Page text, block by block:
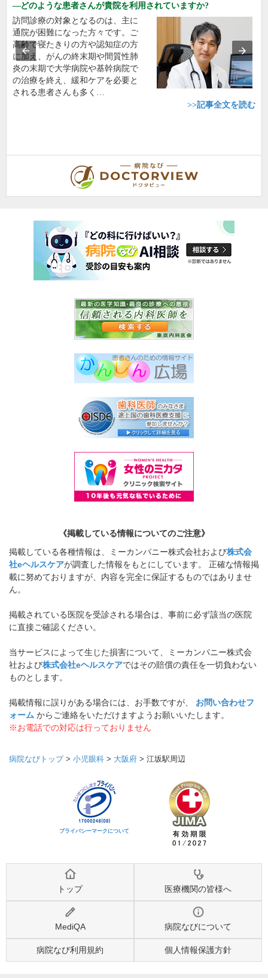
どのような患者さんが貴院を利用されていますか?
訪問診療の対象となるのは、主に
通院が困難になった方々です。ご
高齢で寝たきりの方や認知症の方
に加え、がんの終末期や間質性肺
炎の末期で大学病院や基幹病院で
の治療を終え、緩和ケアを必要と
される患者さんも多く…
>>記事全文を読む
《掲載している情報についてのご注意》
掲載している各種情報は、ミーカンパニー株式会社および株式会
社eヘルスケアが調査した情報をもとにしています。 正確な情報掲
載に努めておりますが、内容を完全に保証するものではありませ
ん。
掲載されている医院を受診される場合は、事前に必ず該当の医院
に直接ご確認ください。
当サービスによって生じた損害について、ミーカンパニー株式会
社および株式会社eヘルスケアではその賠償の責任を一切負わない
ものとします。
掲載情報に誤りがある場合には、お手数ですが、 お問い合わせフ
ォーム からご連絡をいただけますようお願いいたします。
※お電話での対応は行っておりません
病院なびトップ> 小児眼科 > 大阪府 > 江坂駅周辺
プライバシーマークについて
トップ 医療機関の皆様へ
MediQA 病院なびについて
病院なび利用規約 個人情報保護方針